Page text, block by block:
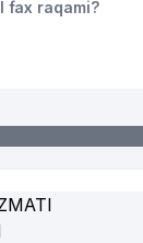
fax raqami?